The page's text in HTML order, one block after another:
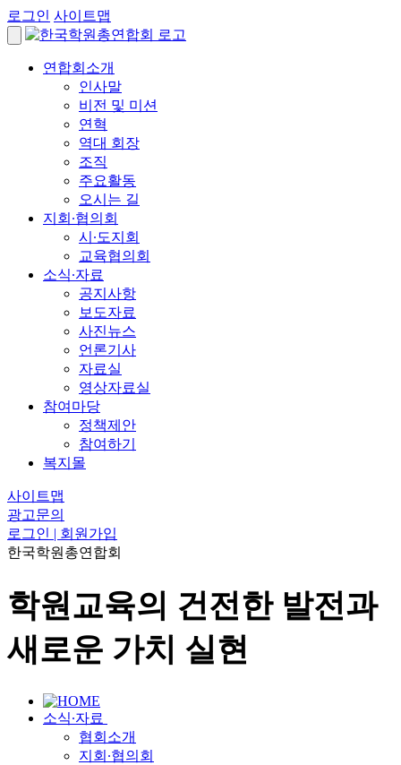
로그인 사이트맵
연합회소개
인사말
비전 및 미션
연혁
역대 회장
조직
주요활동
오시는 길
지회∙협의회
시∙도지회
교육협의회
소식∙자료
공지사항
보도자료
사진뉴스
언론기사
자료실
영상자료실
참여마당
정책제안
참여하기
복지몰
사이트맵
광고문의
로그인 | 회원가입
한국학원총연합회
학원교육의 건전한 발전과
새로운 가치 실현
소식∙자료
협회소개
지회∙협의회